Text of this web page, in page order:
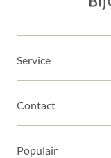
Service
Contact
Populair